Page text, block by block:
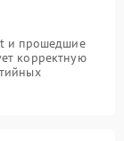
и прошедшие
корректную